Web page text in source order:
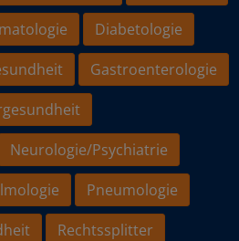
Diabetologie
Gastroenterologie
Neurologie/Psychiatrie
Pneumologie
Rechtssplitter